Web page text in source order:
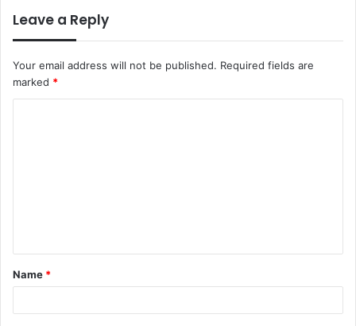
Leave a Reply
Your email address will not be published. Required fields are
marked *
t
*
Name *